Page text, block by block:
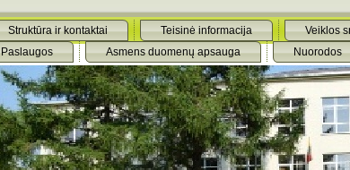
Struktūra ir kontaktai Teisinė informacija Veiklos
Paslaugos Asmens duomenų apsauga Nuorodos